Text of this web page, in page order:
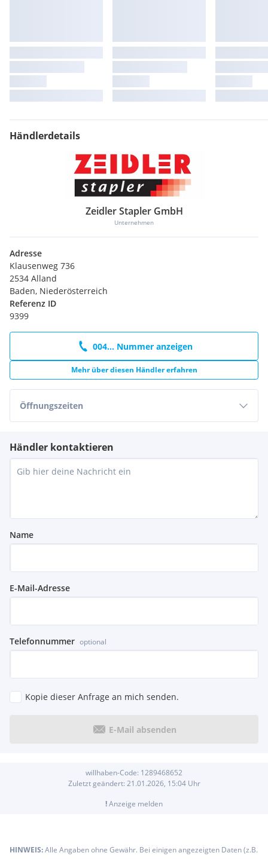
Händlerdetails
Zeidler Stapler GmbH
Unternehmen
Adresse
Klausenweg 736
2534 Alland
Baden, Niederösterreich
Referenz ID
9399
004... Nummer anzeigen
Mehr über diesen Händler erfahren
Öffnungszeiten
Händler kontaktieren
Name
E-Mail-Adresse
Telefonnummer optional
Kopie dieser Anfrage an mich senden.
E-Mail absenden
willhaben-Code: 1289468652
Zuletzt geändert: 21.01.2026, 15:04Uhr
!Anzeige melden
HINWEIS:Alle Angaben ohne Gewähr. Bei einigen angezeigten Daten (z.B.